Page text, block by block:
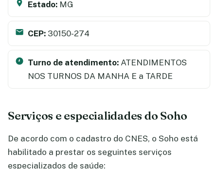
Estado: MG
CEP: 30150-274
Turno de atendimento: ATENDIMENTOS
NOS TURNOS DA MANHA E a TARDE
Serviços e especialidades do Soho
De acordo com o cadastro do CNES, o Soho está
habilitado a prestar os seguintes serviços
especializados de saúde: